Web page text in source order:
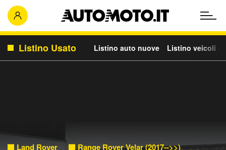
Listino Usato Listino auto nuove Listino veicoli
Land Rover Range Rover Velar (2017-->>)